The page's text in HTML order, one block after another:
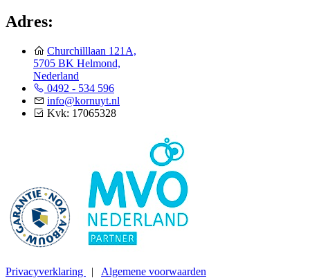
Adres:
Churchilllaan 121A,
5705 BK Helmond,
Nederland
0492 - 534 596
info@kornuyt.nl
Kvk: 17065328
Privacyverklaring | Algemene voorwaarden